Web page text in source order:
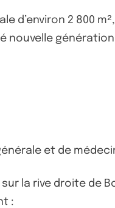
d’environ 2 800
et de
sur la rive droite
: